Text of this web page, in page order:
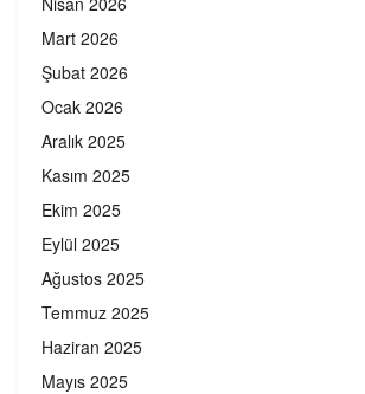
Mart 2026
Şubat 2026
Ocak 2026
Aralık 2025
Kasım 2025
Ekim 2025
Eylül 2025
Ağustos 2025
Temmuz 2025
Haziran 2025
Mayıs 2025